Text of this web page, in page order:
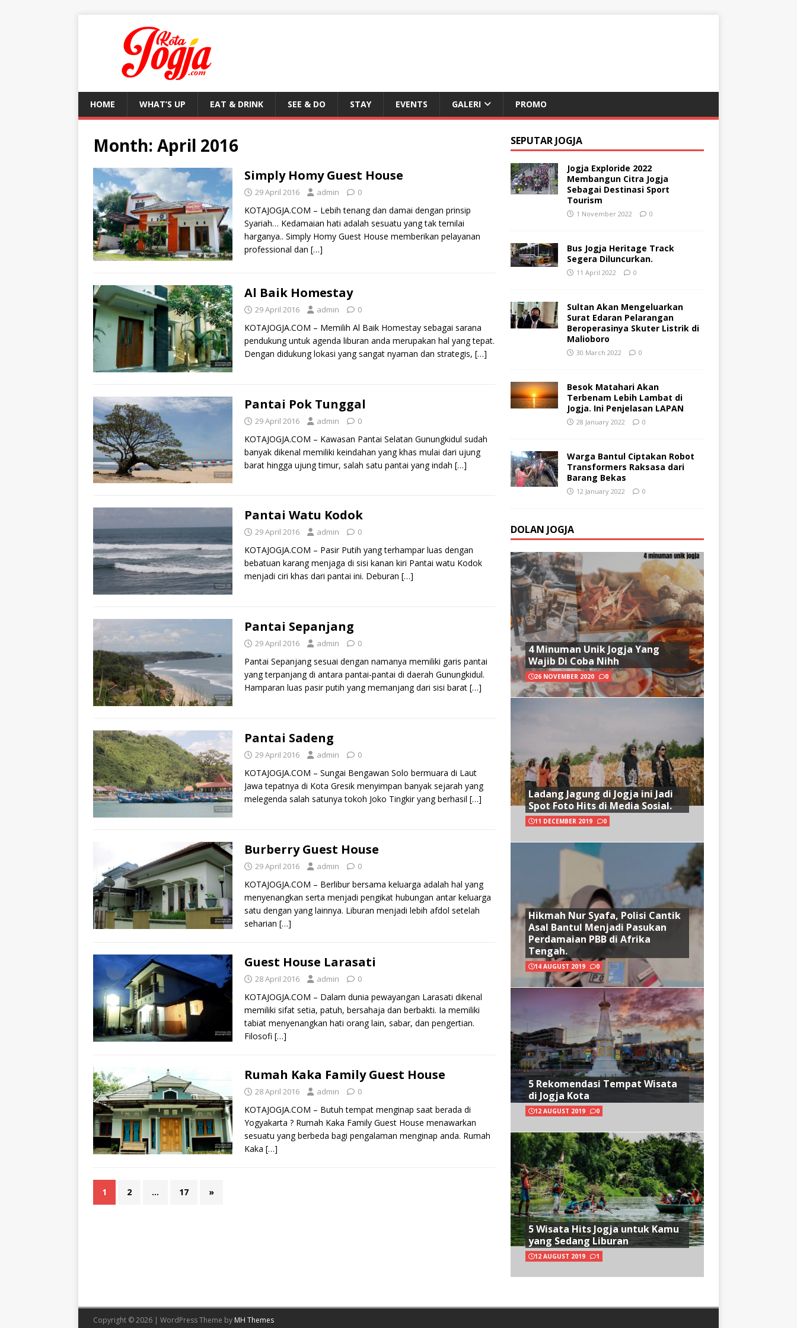
HOME WHAT’S UP EAT & DRINK SEE & DO STAY EVENTS GALERI PROMO
Month: April 2016
Simply Homy Guest House
29 April 2016 admin 0
KOTAJOGJA.COM – Lebih tenang dan damai dengan prinsip
Syariah… Kedamaian hati adalah sesuatu yang tak ternilai
harganya.. Simply Homy Guest House memberikan pelayanan
professional dan […]
Al Baik Homestay
29 April 2016 admin 0
KOTAJOGJA.COM – Memilih Al Baik Homestay sebagai sarana
pendukung untuk agenda liburan anda merupakan hal yang tepat.
Dengan didukung lokasi yang sangat nyaman dan strategis, […]
Pantai Pok Tunggal
29 April 2016 admin 0
KOTAJOGJA.COM – Kawasan Pantai Selatan Gunungkidul sudah
banyak dikenal memiliki keindahan yang khas mulai dari ujung
barat hingga ujung timur, salah satu pantai yang indah […]
Pantai Watu Kodok
29 April 2016 admin 0
KOTAJOGJA.COM – Pasir Putih yang terhampar luas dengan
bebatuan karang menjaga di sisi kanan kiri Pantai watu Kodok
menjadi ciri khas dari pantai ini. Deburan […]
Pantai Sepanjang
29 April 2016 admin 0
Pantai Sepanjang sesuai dengan namanya memiliki garis pantai
yang terpanjang di antara pantai-pantai di daerah Gunungkidul.
Hamparan luas pasir putih yang memanjang dari sisi barat […]
Pantai Sadeng
29 April 2016 admin 0
KOTAJOGJA.COM – Sungai Bengawan Solo bermuara di Laut
Jawa tepatnya di Kota Gresik menyimpan banyak sejarah yang
melegenda salah satunya tokoh Joko Tingkir yang berhasil […]
Burberry Guest House
29 April 2016 admin 0
KOTAJOGJA.COM – Berlibur bersama keluarga adalah hal yang
menyenangkan serta menjadi pengikat hubungan antar keluarga
satu dengan yang lainnya. Liburan menjadi lebih afdol setelah
seharian […]
Guest House Larasati
28 April 2016 admin 0
KOTAJOGJA.COM – Dalam dunia pewayangan Larasati dikenal
memiliki sifat setia, patuh, bersahaja dan berbakti. Ia memiliki
tabiat menyenangkan hati orang lain, sabar, dan pengertian.
Filosofi […]
Rumah Kaka Family Guest House
28 April 2016 admin 0
KOTAJOGJA.COM – Butuh tempat menginap saat berada di
Yogyakarta ? Rumah Kaka Family Guest House menawarkan
sesuatu yang berbeda bagi pengalaman menginap anda. Rumah
Kaka […]
1 2 … 17 »
SEPUTAR JOGJA
Jogja Exploride 2022
Membangun Citra Jogja
Sebagai Destinasi Sport
Tourism
1 November 2022 0
Bus Jogja Heritage Track
Segera Diluncurkan.
11 April 2022 0
Sultan Akan Mengeluarkan
Surat Edaran Pelarangan
Beroperasinya Skuter Listrik di
Malioboro
30 March 2022 0
Besok Matahari Akan
Terbenam Lebih Lambat di
Jogja. Ini Penjelasan LAPAN
28 January 2022 0
Warga Bantul Ciptakan Robot
Transformers Raksasa dari
Barang Bekas
12 January 2022 0
DOLAN JOGJA
4 Minuman Unik Jogja Yang
Wajib Di Coba Nihh
26 NOVEMBER 2020 0
Ladang Jagung di Jogja ini Jadi
Spot Foto Hits di Media Sosial.
11 DECEMBER 2019 0
Hikmah Nur Syafa, Polisi Cantik
Asal Bantul Menjadi Pasukan
Perdamaian PBB di Afrika
Tengah.
14 AUGUST 2019 0
5 Rekomendasi Tempat Wisata
di Jogja Kota
12 AUGUST 2019 0
5 Wisata Hits Jogja untuk Kamu
yang Sedang Liburan
12 AUGUST 2019 1
Copyright © 2026 | WordPress Theme by MH Themes